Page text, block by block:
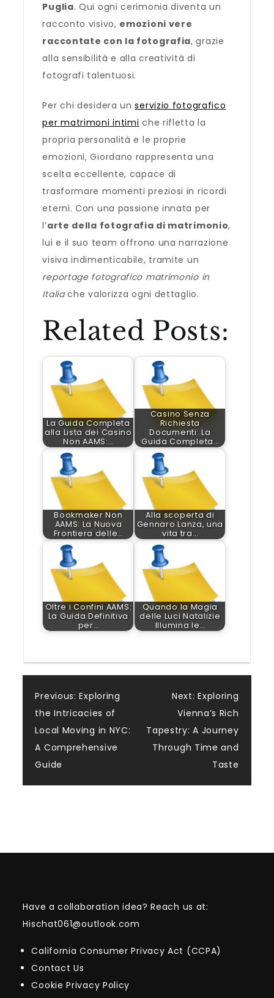
Puglia. Qui ogni cerimonia diventa un
racconto visivo, emozioni vere
raccontate con la fotografia, grazie
alla sensibilità e alla creatività di
fotografi talentuosi.
Per chi desidera unservizio fotografico
per matrimoni intimi che rifletta la
propria personalità e le proprie
emozioni, Giordano rappresenta una
scelta eccellente, capace di
trasformare momenti preziosi in ricordi
eterni. Con una passione innata per
l’arte della fotografia di matrimonio,
lui e il suo team offrono una narrazione
visiva indimenticabile, tramite un
reportage fotografico matrimonio in
Italiache valorizza ogni dettaglio.
Related Posts:
La Guida Completa
alla Lista dei Casino
Non AAMS:…
Casino Senza
Richiesta
Documenti: La
Guida Completa…
Bookmaker Non
AAMS: La Nuova
Frontiera delle…
Alla scoperta di
Gennaro Lanza, una
vita tra…
Oltre i Confini AAMS:
La Guida Definitiva
per…
Quando la Magia
delle Luci Natalizie
Illumina le…
Post
navigation
Previous: Exploring
the Intricacies of
Local Moving in NYC:
A Comprehensive
Guide
Next: Exploring
Vienna’s Rich
Tapestry: A Journey
Through Time and
Taste
Have a collaboration idea? Reach us at:
Hischat061@outlook.com
California Consumer Privacy Act (CCPA)
Contact Us
Cookie Privacy Policy